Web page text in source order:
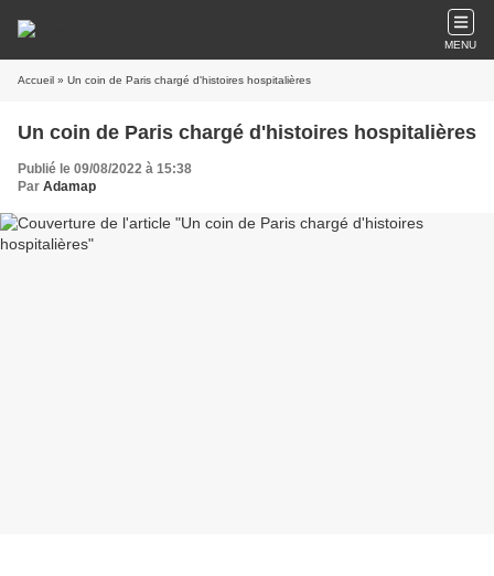
MENU
Accueil » Un coin de Paris chargé d'histoires hospitalières
Un coin de Paris chargé d'histoires hospitalières
Publié le 09/08/2022 à 15:38
Par Adamap